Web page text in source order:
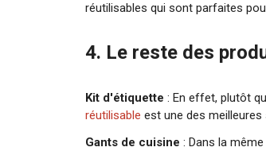
réutilisables qui sont parfaites
4. Le reste des
Kit d'étiquette : En effet, plutôt
réutilisable est une des meilleures
Gants de cuisine : Dans la